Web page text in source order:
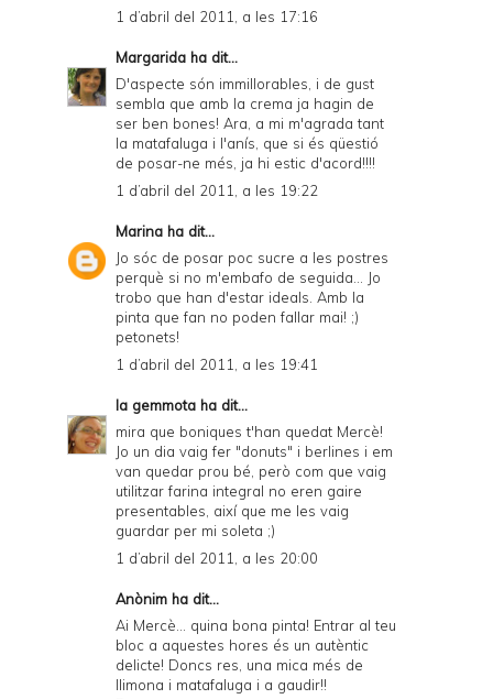
1 d’abril del 2011, a les 17:16
Margarida ha dit...
D'aspecte són immillorables, i de gust
sembla que amb la crema ja hagin de
ser ben bones! Ara, a mi m'agrada tant
la matafaluga i l'anís, que si és qüestió
de posar-ne més, ja hi estic d'acord!!!!
1 d’abril del 2011, a les 19:22
Marina ha dit...
Jo sóc de posar poc sucre a les postres
perquè si no m'embafo de seguida... Jo
trobo que han d'estar ideals. Amb la
pinta que fan no poden fallar mai! ;)
petonets!
1 d’abril del 2011, a les 19:41
la gemmota ha dit...
mira que boniques t'han quedat Mercè!
Jo un dia vaig fer "donuts" i berlines i em
van quedar prou bé, però com que vaig
utilitzar farina integral no eren gaire
presentables, així que me les vaig
guardar per mi soleta ;)
1 d’abril del 2011, a les 20:00
Anònim ha dit...
Ai Mercè... quina bona pinta! Entrar al teu
bloc a aquestes hores és un autèntic
delicte! Doncs res, una mica més de
llimona i matafaluga i a gaudir!!